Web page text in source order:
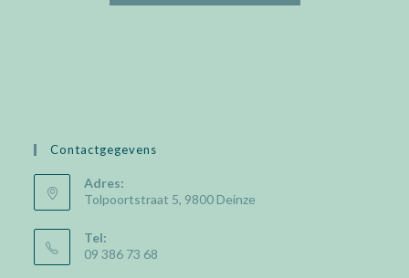
Contactgegevens
Adres:
Tolpoortstraat 5, 9800 Deinze
Tel:
09 386 73 68